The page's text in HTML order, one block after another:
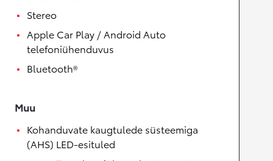
Stereo
Apple Car Play / Android Auto
telefoniühenduvus
Bluetooth®
Muu
Kohanduvate kaugtulede süsteemiga
(AHS) LED-esituled